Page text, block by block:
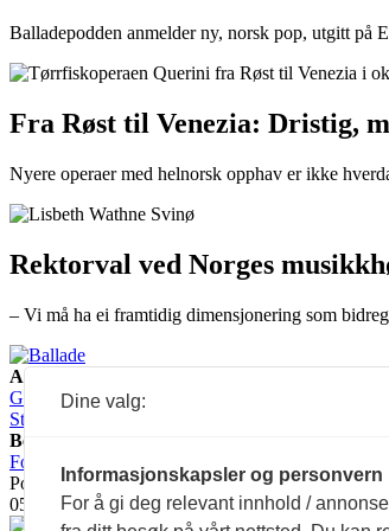
Balladepodden anmelder ny, norsk pop, utgitt på
Fra Røst til Venezia: Dristig,
Nyere operaer med helnorsk opphav er ikke
Rektorval ved Norges
– Vi må ha ei framtidig dimensjonering som
Ansvarlig redaktør:
Guro Kleveland Annonseansvarlig:
Sture Bjørseth
Besøksadresse:
Fossveien 24, 0551 Oslo
Postboks 2073 Grünerløkka,
0505 Oslo
Dine valg:
Informasjonskapsler og personvern
For å gi deg relevant innhold /